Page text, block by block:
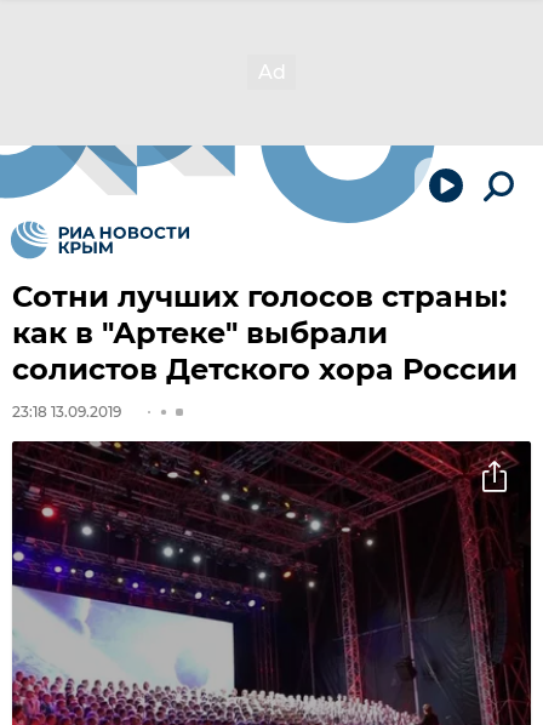
Сотни лучших голосов страны:
как в "Артеке" выбрали
солистов Детского хора России
23:18 13.09.2019